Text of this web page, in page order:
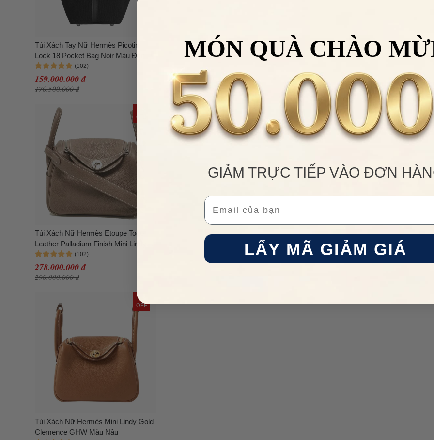
Túi Xách Tay Nữ Hermès Picotin
Lock 18 Pocket Bag Noir Màu Đen
159.000.000 đ
170.500.000 đ
OFF
Túi Xách Nữ Hermès Etoupe Togo
Leather Palladium Finish Mini Lindy
Bag Màu Xám
278.000.000 đ
290.000.000 đ
4%
OFF
Túi Xách Nữ Hermès Mini Lindy Gold
Clemence GHW Màu Nâu
MÓN QUÀ CHÀO
GIẢM TRỰC TIẾP VÀO ĐƠN
Email
LẤY MÃ GIẢM GIÁ